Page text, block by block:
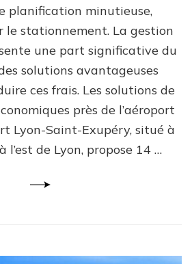
planification minutieuse,
le stationnement. La gestion
une part significative du
solutions avantageuses
ces frais. Les solutions de
près de l’aéroport
Lyon-Saint-Exupéry, situé à
l’est de Lyon, propose 14 …